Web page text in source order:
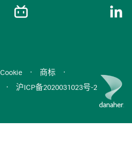
Cookie · 商标
·
· 沪ICP备2020031023号-2